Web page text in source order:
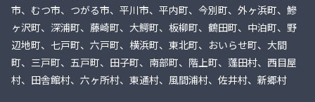
市、むつ市、つがる市、平川市、平内町、今別町、外ヶ浜町、鰺
ヶ沢町、深浦町、藤崎町、大鰐町、板柳町、鶴田町、中泊町、野
辺地町、七戸町、六戸町、横浜町、東北町、おいらせ町、大間
町、三戸町、五戸町、田子町、南部町、階上町、蓬田村、西目屋
村、田舎館村、六ヶ所村、東通村、風間浦村、佐井村、新郷村